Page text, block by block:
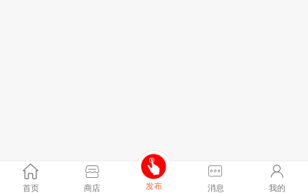
首页 商店 发布 消息 我的